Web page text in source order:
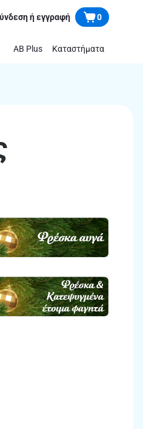
ή εγγραφή 0
AB Plus Καταστήματα